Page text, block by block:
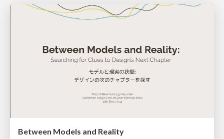
Between Models and Reality